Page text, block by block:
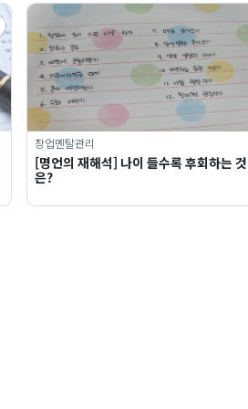
창업멘탈관리
[명언의 재해석] 나이 들수록 후회하는 것
은?